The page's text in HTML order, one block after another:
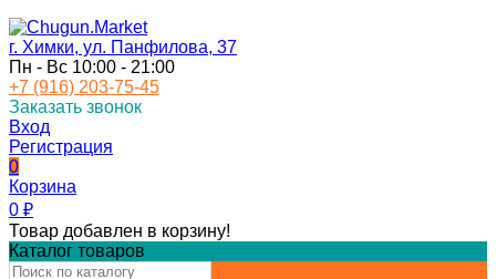
г. Химки, ул. Панфилова, 37
Пн - Вс 10:00 - 21:00
+7 (916) 203-75-45
Заказать звонок
Вход
Регистрация
0
Корзина
0 ₽
Товар добавлен в корзину!
Каталог товаров